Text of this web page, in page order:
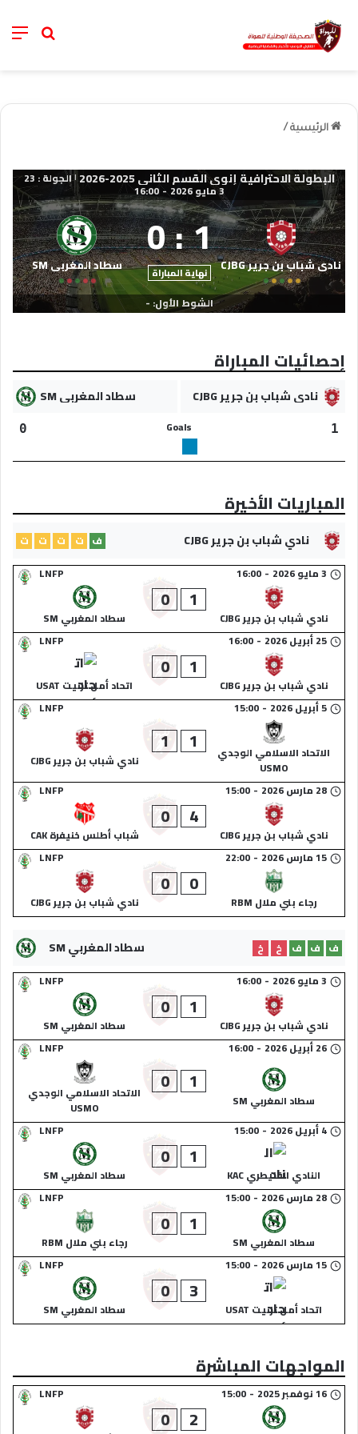
خانة
الرئيسية /
البطولة الاحترافية إنوي القسم الثاني 2025-2026 | الجولة : 23
3 مايو 2026 -
16:00
نادي شباب بن جرير CJBG 1
:
0
نهاية المباراة سطاد المغربي SM
الشوط الأول: -
إحصائيات المباراة
نادي شباب بن جرير CJBG سطاد المغربي SM
1
Goals
0
المباريات الأخيرة
نادي شباب بن جرير CJBG ف ت ت ت
ت
LNFP
3 مايو 2026 -
16:00
نادي شباب بن جرير CJBG
1
0
سطاد المغربي SM
LNFP
25 أبريل 2026 -
16:00
نادي شباب بن جرير CJBG
1
0
اتحاد أمل تزنيت USAT
LNFP
5 أبريل 2026 -
15:00
الاتحاد الاسلامي الوجدي
USMO
1
1
نادي شباب بن جرير CJBG
LNFP
28 مارس 2026 -
15:00
نادي شباب بن جرير CJBG
4
0
شباب أطلس خنيفرة CAK
LNFP
15 مارس 2026 -
22:00
رجاء بني ملال RBM
0
0
نادي شباب بن جرير CJBG
سطاد المغربي SM ف ف ف خ
خ
LNFP
3 مايو 2026 -
16:00
نادي شباب بن جرير CJBG
1
0
سطاد المغربي SM
LNFP
26 أبريل 2026 -
16:00
سطاد المغربي SM
1
0
الاتحاد الاسلامي الوجدي
USMO
LNFP
4 أبريل 2026 -
15:00
النادي القنيطري KAC
1
0
سطاد المغربي SM
LNFP
28 مارس 2026 -
15:00
سطاد المغربي SM
1
0
رجاء بني ملال RBM
LNFP
15 مارس 2026 -
15:00
اتحاد أمل تزنيت USAT
3
0
سطاد المغربي SM
المواجهات المباشرة
LNFP 16 نوفمبر 2025 -
15:00
2
0